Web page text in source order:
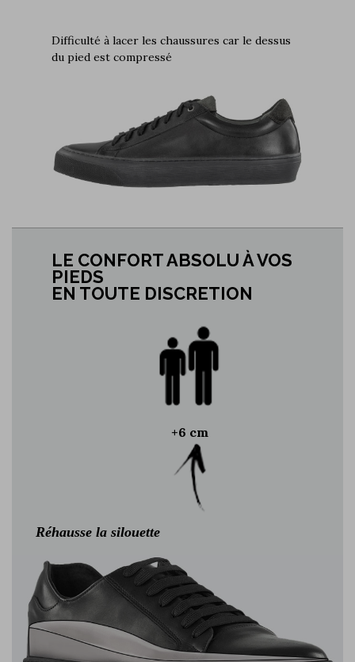
Difficulté à lacer les chaussures car le dessus
du pied est compressé
LE CONFORT ABSOLU À VOS
PIEDS
EN TOUTE DISCRETION
+6 cm
Réhausse la silouette